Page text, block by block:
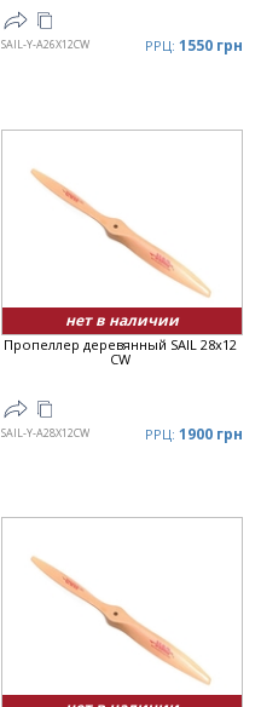
SAIL-Y-A26X12CW РРЦ: 1550 грн
нет в наличии
Пропеллер деревянный SAIL 28x12
CW
SAIL-Y-A28X12CW РРЦ: 1900 грн